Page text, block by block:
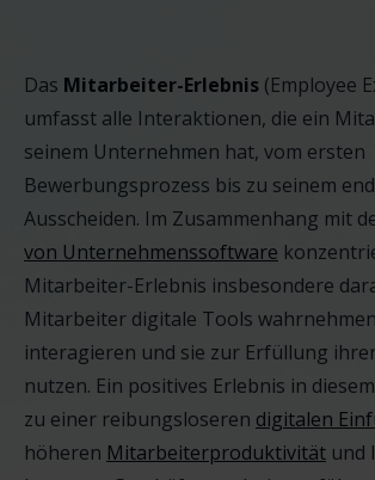
Das Mitarbeiter-Erlebnis (Employee
umfasst alle Interaktionen, die ein
seinem Unternehmen hat, vom ersten
Bewerbungsprozess bis zu seinem
Ausscheiden. Im Zusammenhang mit
von Unternehmenssoftware
Mitarbeiter-Erlebnis insbesondere
Mitarbeiter digitale Tools
interagieren und sie zur Erfüllung
nutzen. Ein positives Erlebnis in
zu einer reibungsloseren digitalen
höheren Mitarbeiterproduktivität und